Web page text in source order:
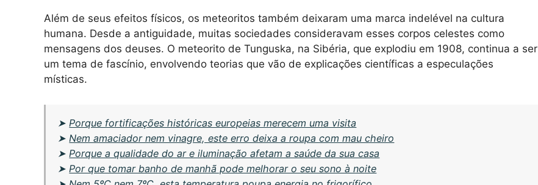
Além de seus efeitos físicos, os meteoritos também deixaram uma marca indelével na cultura
humana. Desde a antiguidade, muitas sociedades consideravam esses corpos celestes como
mensagens dos deuses. O meteorito de Tunguska, na Sibéria, que explodiu em 1908, continua a ser
um tema de fascínio, envolvendo teorias que vão de explicações científicas a especulações
místicas.
➤ Porque fortificações históricas europeias merecem uma visita
➤ Nem amaciador nem vinagre, este erro deixa a roupa com mau cheiro
➤ Porque a qualidade do ar e iluminação afetam a saúde da sua casa
➤ Por que tomar banho de manhã pode melhorar o seu sono à noite